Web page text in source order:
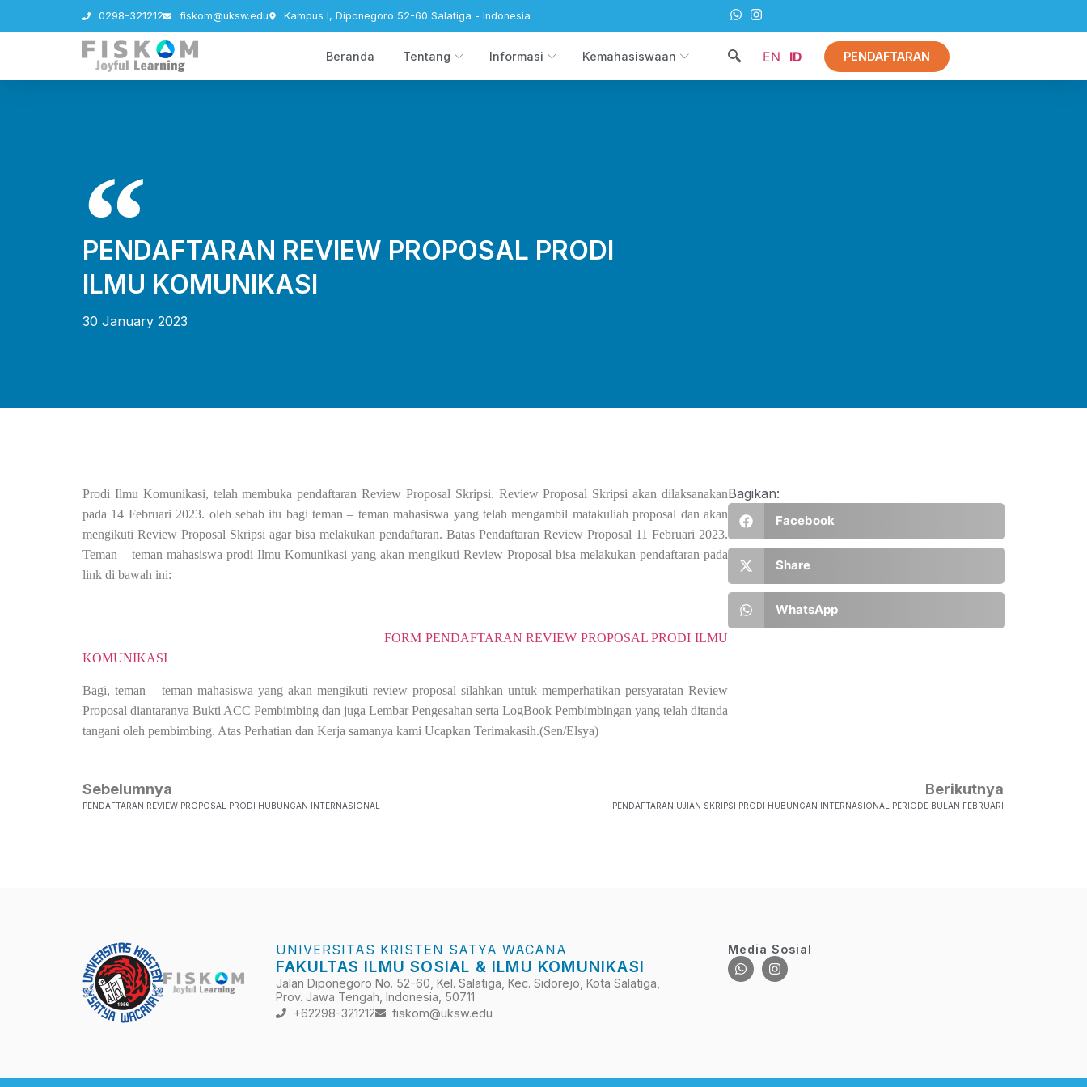
0298-321212 fiskom@uksw.edu Kampus I, Diponegoro 52-60 Salatiga - Indonesia
Beranda Tentang Informasi Kemahasiswaan EN ID PENDAFTARAN
PENDAFTARAN REVIEW PROPOSAL PRODI
ILMU KOMUNIKASI
30 January 2023
Prodi Ilmu Komunikasi, telah membuka pendaftaran Review Proposal Skripsi. Review Proposal Skripsi akan dilaksanakan
pada 14 Februari 2023. oleh sebab itu bagi teman – teman mahasiswa yang telah mengambil matakuliah proposal dan akan
mengikuti Review Proposal Skripsi agar bisa melakukan pendaftaran. Batas Pendaftaran Review Proposal 11 Februari 2023.
Teman – teman mahasiswa prodi Ilmu Komunikasi yang akan mengikuti Review Proposal bisa melakukan pendaftaran pada
link di bawah ini:
FORM PENDAFTARAN REVIEW PROPOSAL PRODI ILMU
KOMUNIKASI
Bagi, teman – teman mahasiswa yang akan mengikuti review proposal silahkan untuk memperhatikan persyaratan Review
Proposal diantaranya Bukti ACC Pembimbing dan juga Lembar Pengesahan serta LogBook Pembimbingan yang telah ditanda
tangani oleh pembimbing. Atas Perhatian dan Kerja samanya kami Ucapkan Terimakasih.(Sen/Elsya)
Bagikan:
Facebook
Share
WhatsApp
Sebelumnya
PENDAFTARAN REVIEW PROPOSAL PRODI HUBUNGAN INTERNASIONAL
Berikutnya
PENDAFTARAN UJIAN SKRIPSI PRODI HUBUNGAN INTERNASIONAL PERIODE BULAN FEBRUARI
UNIVERSITAS KRISTEN SATYA WACANA
FAKULTAS ILMU SOSIAL & ILMU KOMUNIKASI
Jalan Diponegoro No. 52-60, Kel. Salatiga, Kec. Sidorejo, Kota Salatiga,
Prov. Jawa Tengah, Indonesia, 50711
+62298-321212
fiskom@uksw.edu
Media Sosial